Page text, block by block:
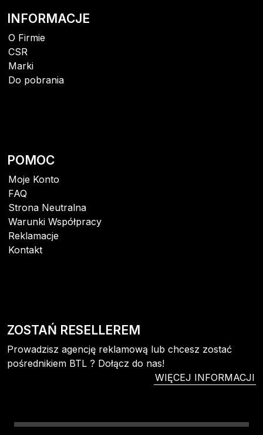
INFORMACJE
O Firmie
CSR
Marki
Do pobrania
POMOC
Moje Konto
FAQ
Strona Neutralna
Warunki Współpracy
Reklamacje
Kontakt
ZOSTAŃ RESELLEREM
Prowadzisz agencję reklamową lub chcesz zostać
pośrednikiem BTL ? Dołącz do nas!
WIĘCEJ INFORMACJI